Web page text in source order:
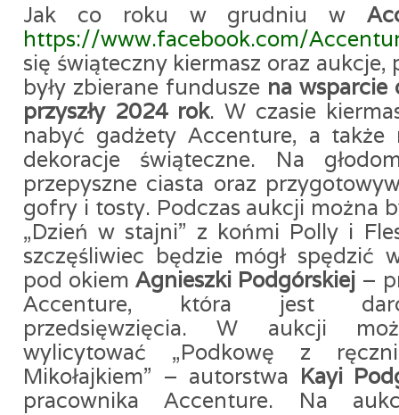
Jak co roku w grudniu w
https://www.facebook.com/
się świąteczny kiermasz oraz aukcje,
były zbierane fundusze na wsparcie
przyszły 2024 rok. W czasie
nabyć gadżety Accenture, a także
dekoracje świąteczne. Na
przepyszne ciasta oraz
gofry i tosty. Podczas aukcji można
„Dzień w stajni” z końmi Polly i
szczęśliwiec będzie mógł spędzić
pod okiem Agnieszki Podgórskiej –
Accenture, która jest
przedsięwzięcia. W aukcji
wylicytować „Podkowę z
Mikołajkiem” – autorstwa Kayi
pracownika Accenture. Na